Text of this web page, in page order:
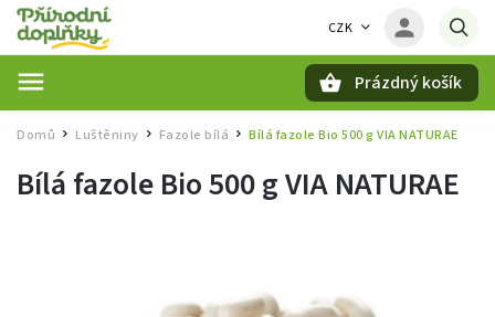
CZK
Prázdný košík
Domů / Luštěniny Fazole bílá / Bílá fazole Bio 500 g VIA NATURAE
Bílá fazole Bio 500 g VIA NATURAE